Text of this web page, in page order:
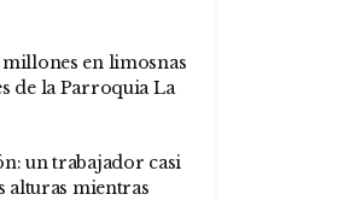
en limosnas
de la Parroquia La
un trabajador casi
alturas mientras